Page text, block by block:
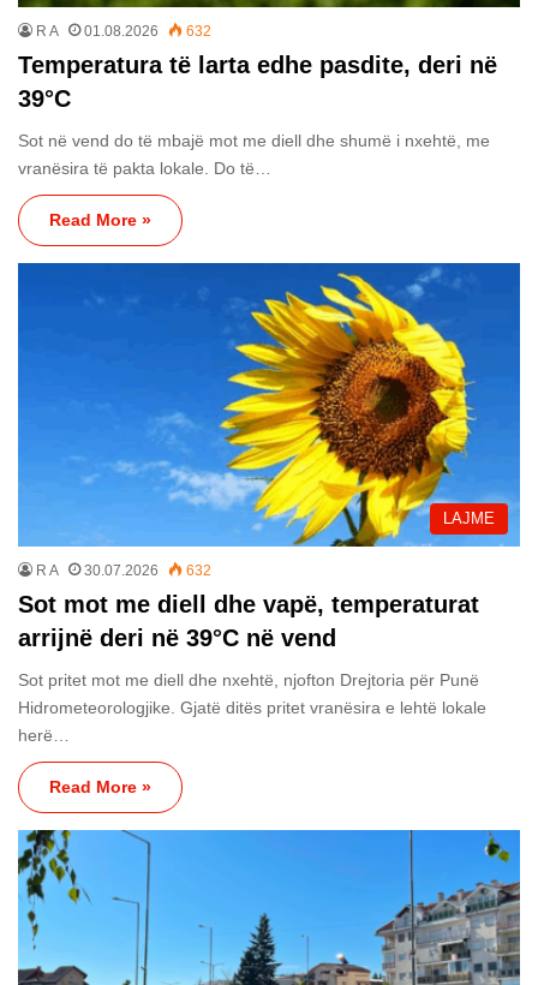
R A 01.08.2026 632
Temperatura të larta edhe pasdite, deri në
39°C
Sot në vend do të mbajë mot me diell dhe shumë i nxehtë, me
vranësira të pakta lokale. Do të…
Read More »
LAJME
R A 30.07.2026 632
Sot mot me diell dhe vapë, temperaturat
arrijnë deri në 39°C në vend
Sot pritet mot me diell dhe nxehtë, njofton Drejtoria për Punë
Hidrometeorologjike. Gjatë ditës pritet vranësira e lehtë lokale
herë…
Read More »